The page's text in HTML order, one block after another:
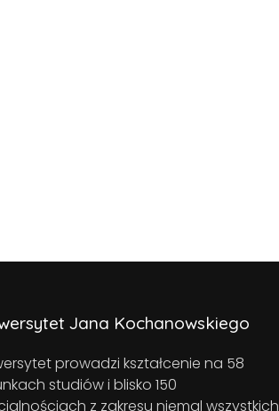
Jana Kochanowskiego
prowadzi kształcenie na 58
studiów i blisko 150
z zakresu niemal wszystkich